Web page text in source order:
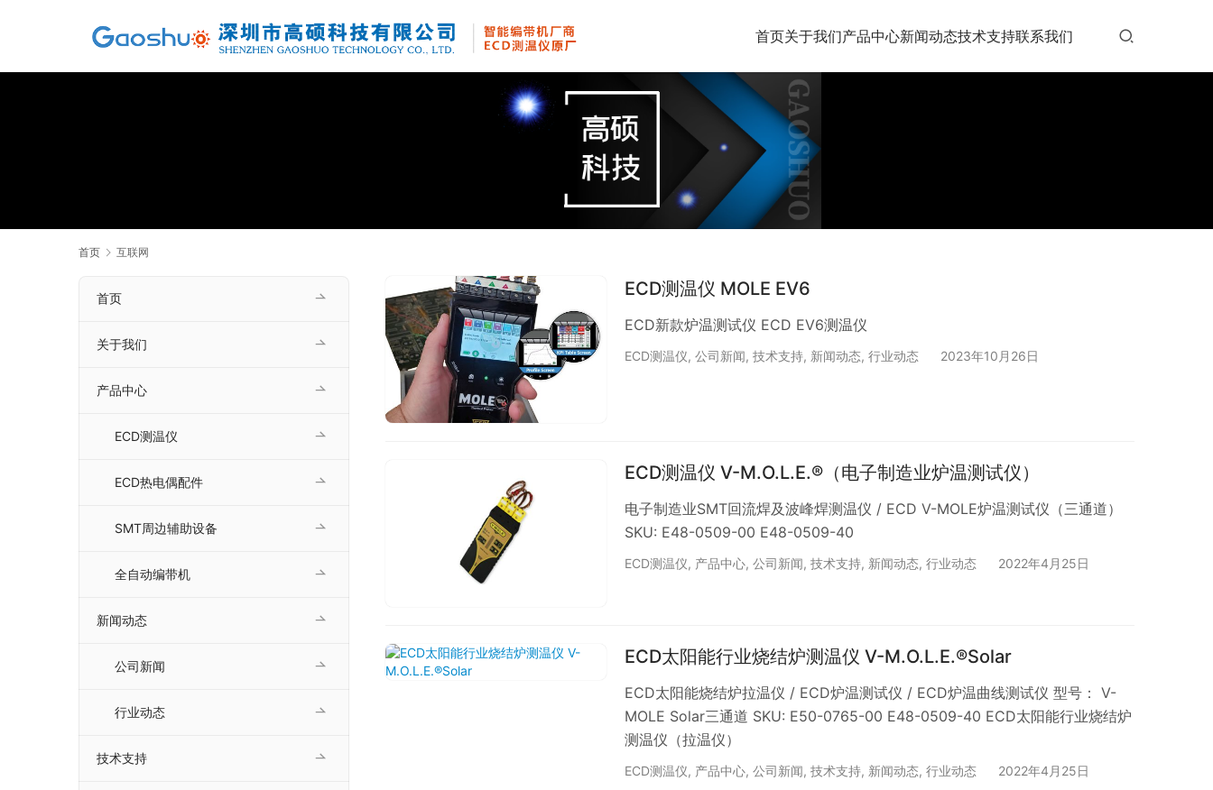
首页关于我们产品中心新闻动态技术支持联系我们
首页 互联网
ECD测温仪 MOLE EV6
ECD新款炉温测试仪 ECD EV6测温仪
ECD测温仪, 公司新闻, 技术支持, 新闻动态, 行业动态 2023年10月26日
ECD测温仪 V-M.O.L.E.®（电子制造业炉温测试仪）
电子制造业SMT回流焊及波峰焊测温仪 / ECD V-MOLE炉温测试仪（三通道）
SKU: E48-0509-00 E48-0509-40
ECD测温仪, 产品中心, 公司新闻, 技术支持, 新闻动态, 行业动态 2022年4月25日
ECD太阳能行业烧结炉测温仪 V-M.O.L.E.®Solar
ECD太阳能烧结炉拉温仪 / ECD炉温测试仪 / ECD炉温曲线测试仪 型号： V-
MOLE Solar三通道 SKU: E50-0765-00 E48-0509-40 ECD太阳能行业烧结炉
测温仪（拉温仪）
ECD测温仪, 产品中心, 公司新闻, 技术支持, 新闻动态, 行业动态 2022年4月25日
首页
关于我们
产品中心
ECD测温仪
ECD热电偶配件
SMT周边辅助设备
全自动编带机
新闻动态
公司新闻
行业动态
技术支持